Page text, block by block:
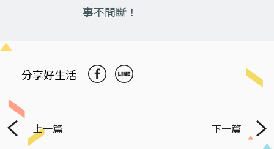
事不間斷！
分享好生活
上一篇 下一篇